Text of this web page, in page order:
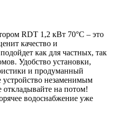
RDT 1,2 кВт 70°С – это
качество и
как для частных, так
Удобство установки,
и продуманный
устройство незаменимым
на потом!
водоснабжение уже